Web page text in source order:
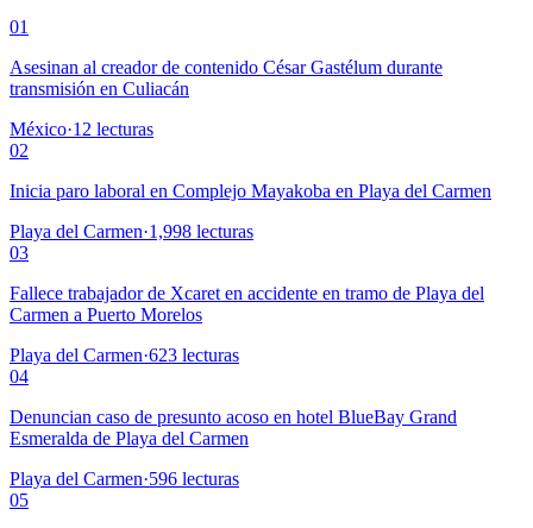
01
Asesinan al creador de contenido César Gastélum durante
transmisión en Culiacán
México·12 lecturas
02
Inicia paro laboral en Complejo Mayakoba en Playa del Carmen
Playa del Carmen·1,998 lecturas
03
Fallece trabajador de Xcaret en accidente en tramo de Playa del
Carmen a Puerto Morelos
Playa del Carmen·623 lecturas
04
Denuncian caso de presunto acoso en hotel BlueBay Grand
Esmeralda de Playa del Carmen
Playa del Carmen·596 lecturas
05